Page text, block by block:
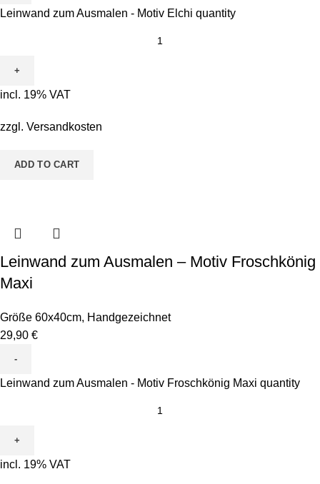
Leinwand zum Ausmalen - Motiv Elchi quantity
incl. 19% VAT
zzgl. Versandkosten
ADD TO CART
Leinwand zum Ausmalen – Motiv Froschkönig
Maxi
Größe 60x40cm, Handgezeichnet
29,90 €
Leinwand zum Ausmalen - Motiv Froschkönig Maxi quantity
incl. 19% VAT